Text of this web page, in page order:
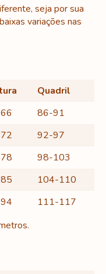
seja por sua
variações nas
Quadril
86-91
92-97
98-103
104-110
111-117